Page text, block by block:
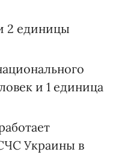
2 единицы
и 1 единица
Украины в